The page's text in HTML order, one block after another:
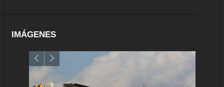
IMÁGENES